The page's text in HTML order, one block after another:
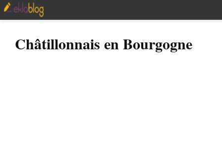
Châtillonnais en Bourgogne